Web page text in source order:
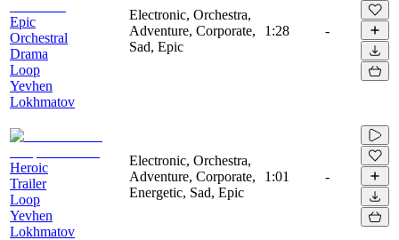
Epic
Orchestral
Drama
Loop
Yevhen
Lokhmatov
Electronic, Orchestra,
Adventure, Corporate,
Sad, Epic
1:28 -
Heroic
Trailer
Loop
Yevhen
Lokhmatov
Electronic, Orchestra,
Adventure, Corporate,
Energetic, Sad, Epic
1:01 -